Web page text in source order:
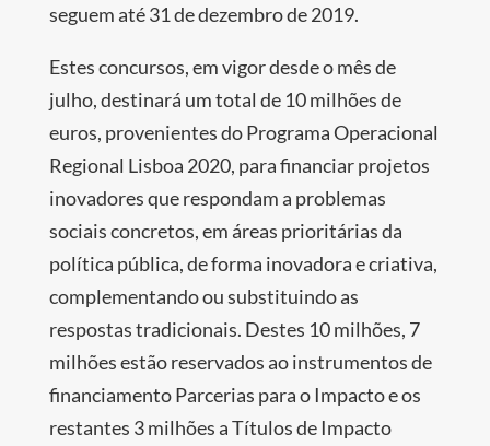
seguem até 31 de dezembro de 2019.
Estes concursos, em vigor desde o mês de
julho, destinará um total de 10 milhões de
euros, provenientes do Programa Operacional
Regional Lisboa 2020, para financiar projetos
inovadores que respondam a problemas
sociais concretos, em áreas prioritárias da
política pública, de forma inovadora e criativa,
complementando ou substituindo as
respostas tradicionais. Destes 10 milhões, 7
milhões estão reservados ao instrumentos de
financiamento Parcerias para o Impacto e os
restantes 3 milhões a Títulos de Impacto